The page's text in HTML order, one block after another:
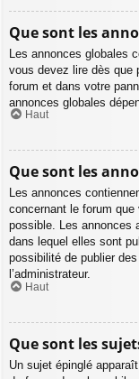
Que sont les
Les annonces globales
vous devez lire dès que
forum et dans votre
annonces globales
Haut
Que sont les
Les annonces
concernant le forum
possible. Les annonces
dans lequel elles sont
possibilité de publier
l’administrateur.
Haut
Que sont les
Un sujet épinglé